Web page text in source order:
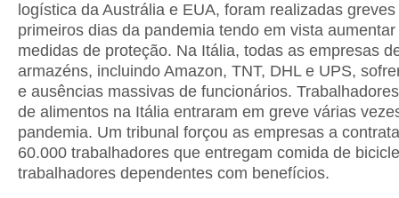
logística da Austrália e EUA, foram realizadas
primeiros dias da pandemia tendo em vista aumentar
medidas de proteção. Na Itália, todas as empresas
armazéns, incluindo Amazon, TNT, DHL e UPS,
e ausências massivas de funcionários.
de alimentos na Itália entraram em greve várias
pandemia. Um tribunal forçou as empresas a
60.000 trabalhadores que entregam comida de
trabalhadores dependentes com benefícios.